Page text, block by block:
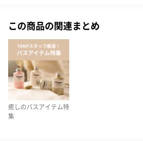
す。
心身ともに癒やされるボディケアやスパ
アイラッシュエクステンションやネイル
きるヨガや乗馬、陶芸など20種以上から
この商品の関連まとめ
癒しのバスアイテム特
集